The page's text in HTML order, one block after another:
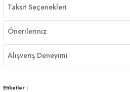
Taksit Seçenekleri
Önerileriniz
Alışveriş Deneyimi
Etiketler :